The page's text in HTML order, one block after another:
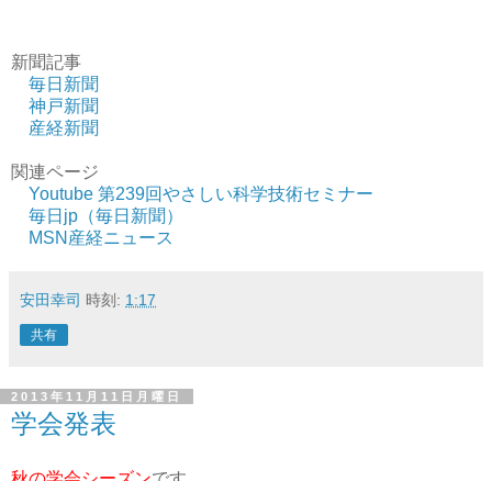
新聞記事
毎日新聞
神戸新聞
産経新聞
関連ページ
Youtube 第239回やさしい科学技術セミナー
毎日jp（毎日新聞）
MSN産経ニュース
安田幸司 時刻: 1:17
共有
2013年11月11日月曜日
学会発表